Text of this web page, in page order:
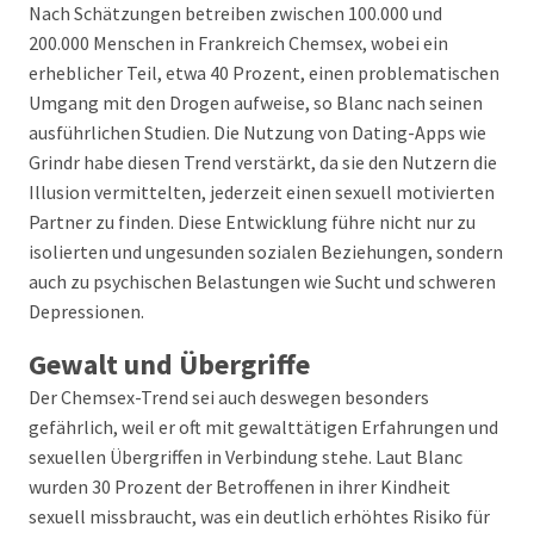
Nach Schätzungen betreiben zwischen 100.000 und
200.000 Menschen in Frankreich Chemsex, wobei ein
erheblicher Teil, etwa 40 Prozent, einen problematischen
Umgang mit den Drogen aufweise, so Blanc nach seinen
ausführlichen Studien. Die Nutzung von Dating-Apps wie
Grindr habe diesen Trend verstärkt, da sie den Nutzern die
Illusion vermittelten, jederzeit einen sexuell motivierten
Partner zu finden. Diese Entwicklung führe nicht nur zu
isolierten und ungesunden sozialen Beziehungen, sondern
auch zu psychischen Belastungen wie Sucht und schweren
Depressionen.
Gewalt und Übergriffe
Der Chemsex-Trend sei auch deswegen besonders
gefährlich, weil er oft mit gewalttätigen Erfahrungen und
sexuellen Übergriffen in Verbindung stehe. Laut Blanc
wurden 30 Prozent der Betroffenen in ihrer Kindheit
sexuell missbraucht, was ein deutlich erhöhtes Risiko für